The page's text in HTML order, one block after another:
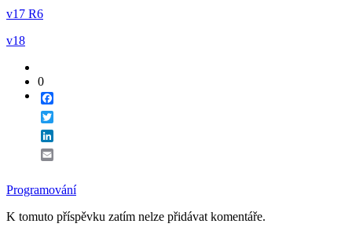
v17 R6
v18
0
Programování
K tomuto příspěvku zatím nelze přidávat komentáře.